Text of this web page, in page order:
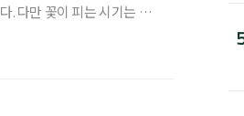
. 다만 꽃이 피는 시기는 지